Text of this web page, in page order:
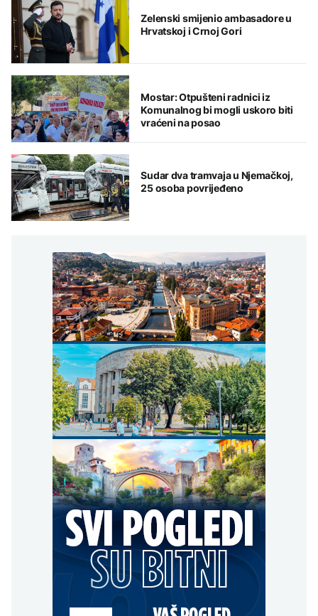
Zelenski smijenio ambasadore u
Hrvatskoj i Crnoj Gori
Mostar: Otpušteni radnici iz
Komunalnog bi mogli uskoro biti
vraćeni na posao
Sudar dva tramvaja u Njemačkoj,
25 osoba povrijeđeno